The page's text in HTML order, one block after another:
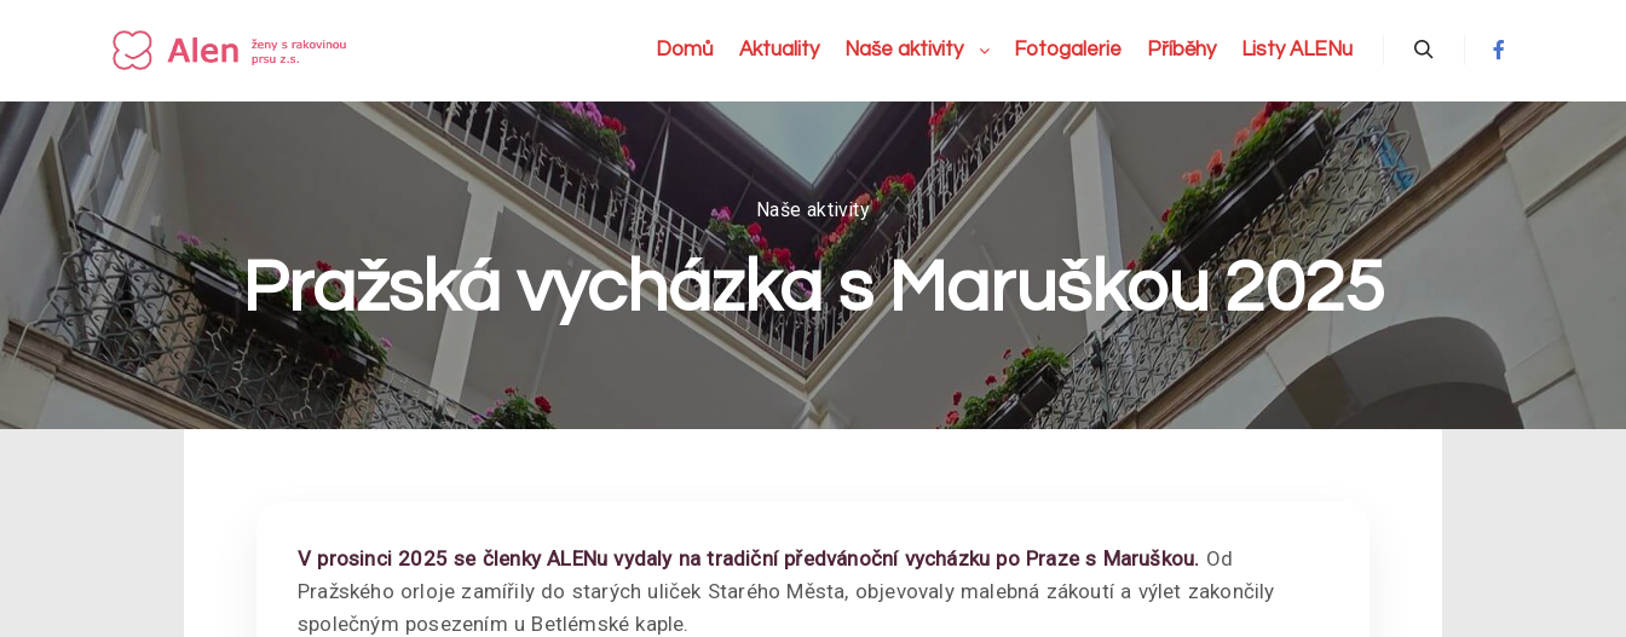
Domů Aktuality Naše aktivity Fotogalerie Příběhy Listy ALENu
Naše aktivity
Pražská vycházka s Maruškou 2025
V prosinci 2025 se členky ALENu vydaly na tradiční předvánoční vycházku po Praze s Maruškou. Od
Pražského orloje zamířily do starých uliček Starého Města, objevovaly malebná zákoutí a výlet zakončily
společným posezením u Betlémské kaple.